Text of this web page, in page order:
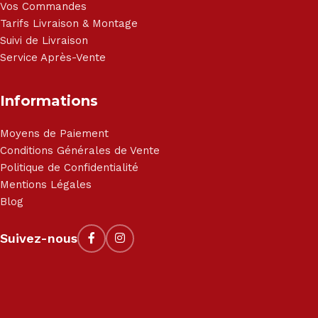
Vos Commandes
Tarifs Livraison & Montage
Suivi de Livraison
Service Après-Vente
Informations
Moyens de Paiement
Conditions Générales de Vente
Politique de Confidentialité
Mentions Légales
Blog
Suivez-nous